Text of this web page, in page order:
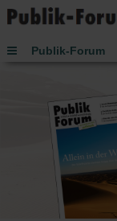
Publik-Forum
Handsignierte
Schenken
Buch
JETZT-Uhr von
Kalender 2027